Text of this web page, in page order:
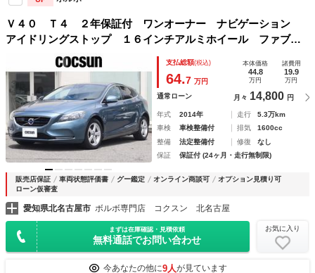
Ｖ４０ Ｔ４ ２年保証付 ワンオーナー ナビゲーション
アイドリングストップ １６インチアルミホイール ファブリ
ックシート アダプティブクルーズコントロール ブラインド
スポットモニター ＥＴＣ 禁煙車
支払総額(税込)
64.7 万円
本体価格
44.8
万円
諸費用
19.9
万円
通常ローン 月々 14,800 円
年式 2014年 走行
5.3万km
車検
車検整備付 排気
1600cc
整備
法定整備付 修復
なし
保証
保証付 (24ヶ月・走行無制限)
販売店保証 車両状態評価書 グー鑑定 オンライン商談可
オプション見積り可
ローン仮審査
愛知県北名古屋市 ボルボ専門店 コクスン 北名古屋
まずは在庫確認・見積依頼
無料通話でお問い合わせ
お気に入り
今あなたの他に9人が見ています